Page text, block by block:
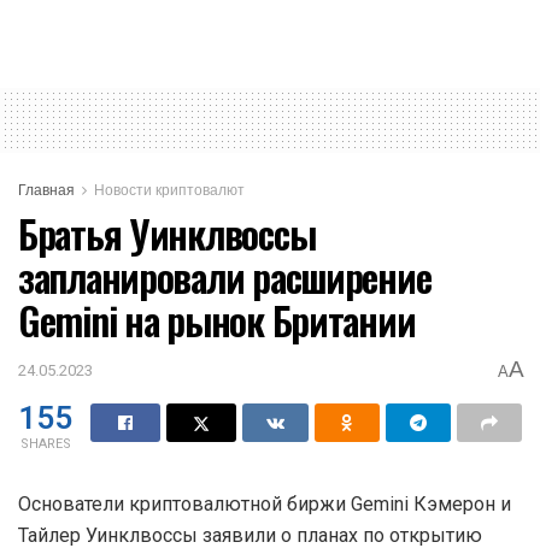
Главная Новости криптовалют
Братья Уинклвоссы
запланировали расширение
Gemini на рынок Британии
24.05.2023 AA
155
SHARES
Основатели криптовалютной биржи Gemini Кэмерон и
Тайлер Уинклвоссы заявили о планах по открытию